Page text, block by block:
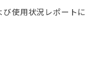
び使用状況レポートに